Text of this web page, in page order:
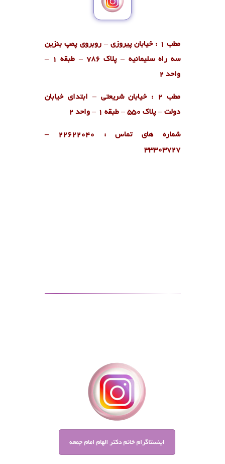
مطب 1 : خیابان پیروزی – روبروی پمپ بنزین
سه راه سلیمانیه – پلاک 786 – طبقه 1 –
واحد 2
مطب 2 : خیابان شریعتی – ابتدای خیابان
دولت – پلاک 550 – طبقه 1 – واحد 2
شماره های تماس : ۲۲۶۲۲۰۴۰ –
۳۳۳۰۳۷۲۷